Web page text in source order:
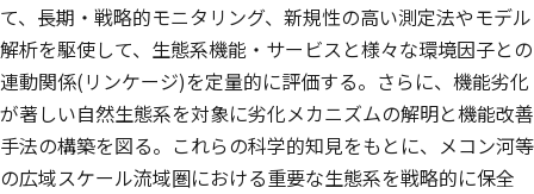
て、長期・戦略的モニタリング、新規性の高い測定法やモデル
解析を駆使して、生態系機能・サービスと様々な環境因子との
連動関係(リンケージ)を定量的に評価する。さらに、機能劣化
が著しい自然生態系を対象に劣化メカニズムの解明と機能改善
手法の構築を図る。これらの科学的知見をもとに、メコン河等
の広域スケール流域圏における重要な生態系を戦略的に保全